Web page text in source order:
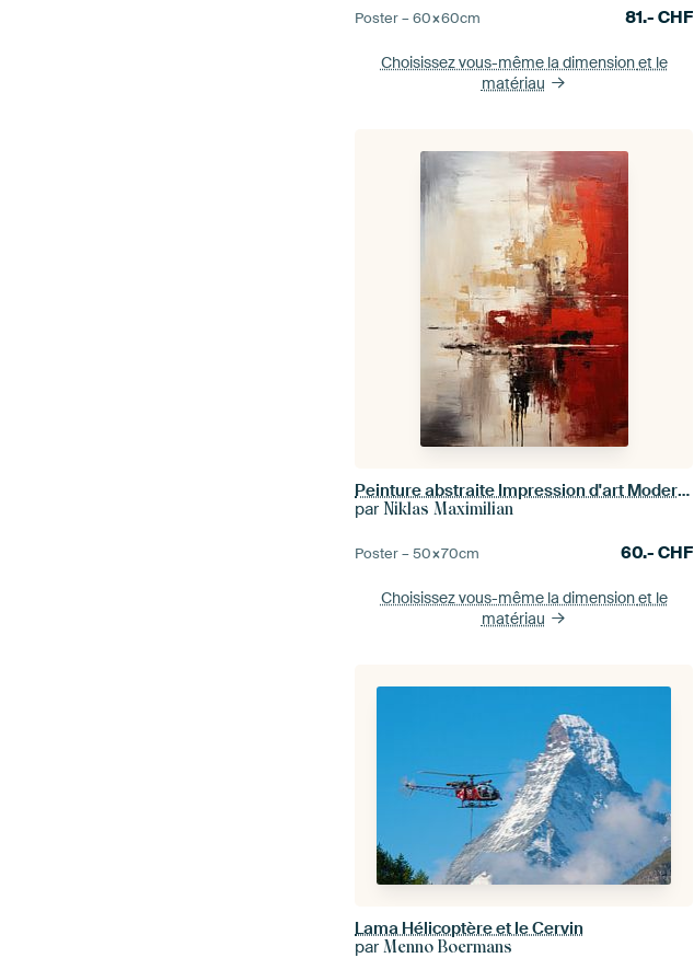
Poster –60×60cm 81.-CHF
Choisissez vous-même la dimensionet le
matériau
Peinture abstraite Impression d'art Moderne Rouge, jaune et blanc
par Niklas Maximilian
Poster –50×70cm 60.-CHF
Choisissez vous-même la dimensionet le
matériau
Lama Hélicoptère et le Cervin
parMenno Boermans